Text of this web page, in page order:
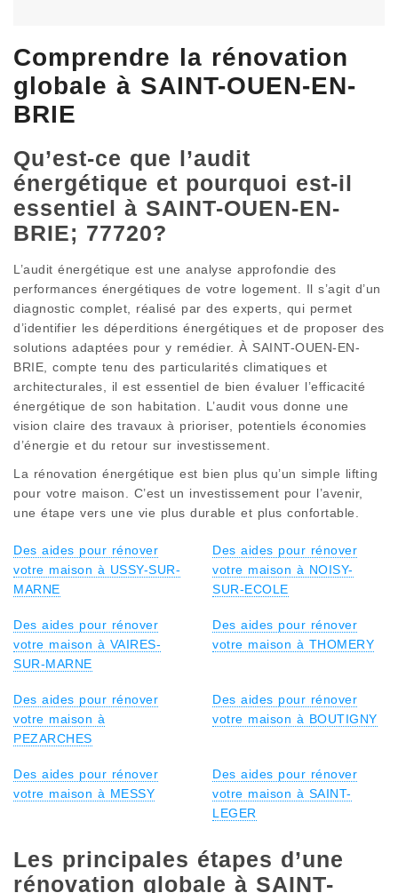
Comprendre la rénovation
globale à SAINT-OUEN-EN-
BRIE
Qu’est-ce que l’audit
énergétique et pourquoi est-il
essentiel à SAINT-OUEN-EN-
BRIE; 77720?
L’audit énergétique est une analyse approfondie des
performances énergétiques de votre logement. Il s’agit d’un
diagnostic complet, réalisé par des experts, qui permet
d’identifier les déperditions énergétiques et de proposer des
solutions adaptées pour y remédier. À SAINT-OUEN-EN-
BRIE, compte tenu des particularités climatiques et
architecturales, il est essentiel de bien évaluer l’efficacité
énergétique de son habitation. L’audit vous donne une
vision claire des travaux à prioriser, potentiels économies
d’énergie et du retour sur investissement.
La rénovation énergétique est bien plus qu’un simple lifting
pour votre maison. C’est un investissement pour l’avenir,
une étape vers une vie plus durable et plus confortable.
Des aides pour rénover
votre maison à USSY-SUR-
MARNE
Des aides pour rénover
votre maison à NOISY-
SUR-ECOLE
Des aides pour rénover
votre maison à VAIRES-
SUR-MARNE
Des aides pour rénover
votre maison à THOMERY
Des aides pour rénover
votre maison à
PEZARCHES
Des aides pour rénover
votre maison à BOUTIGNY
Des aides pour rénover
votre maison à MESSY
Des aides pour rénover
votre maison à SAINT-
LEGER
Les principales étapes d’une
rénovation globale à SAINT-